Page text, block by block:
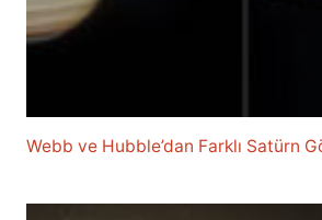
Webb ve Hubble’dan Farklı Satürn